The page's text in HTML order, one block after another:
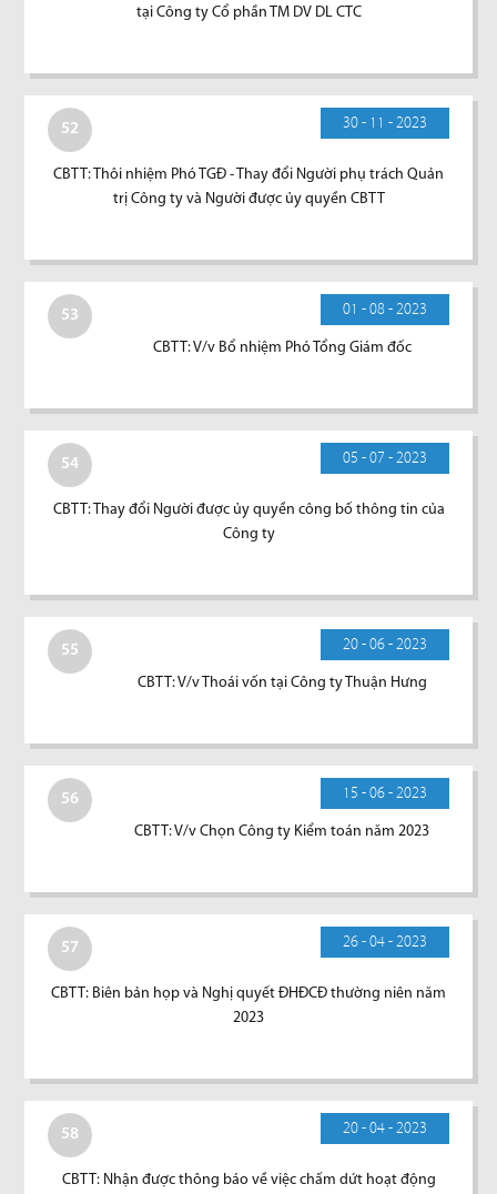
tại Công ty Cổ phần TM DV DL CTC
52 30 - 11 - 2023
CBTT: Thôi nhiệm Phó TGĐ - Thay đổi Người phụ trách Quản
trị Công ty và Người được ủy quyền CBTT
53 01 - 08 - 2023
CBTT: V/v Bổ nhiệm Phó Tổng Giám đốc
54 05 - 07 - 2023
CBTT: Thay đổi Người được ủy quyền công bố thông tin của
Công ty
55 20 - 06 - 2023
CBTT: V/v Thoái vốn tại Công ty Thuận Hưng
56 15 - 06 - 2023
CBTT: V/v Chọn Công ty Kiểm toán năm 2023
57 26 - 04 - 2023
CBTT: Biên bản họp và Nghị quyết ĐHĐCĐ thường niên năm
2023
58 20 - 04 - 2023
CBTT: Nhận được thông báo về việc chấm dứt hoạt động